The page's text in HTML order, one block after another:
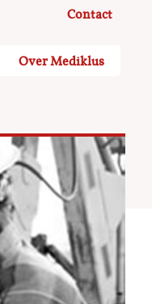
Contact
Over Mediklus